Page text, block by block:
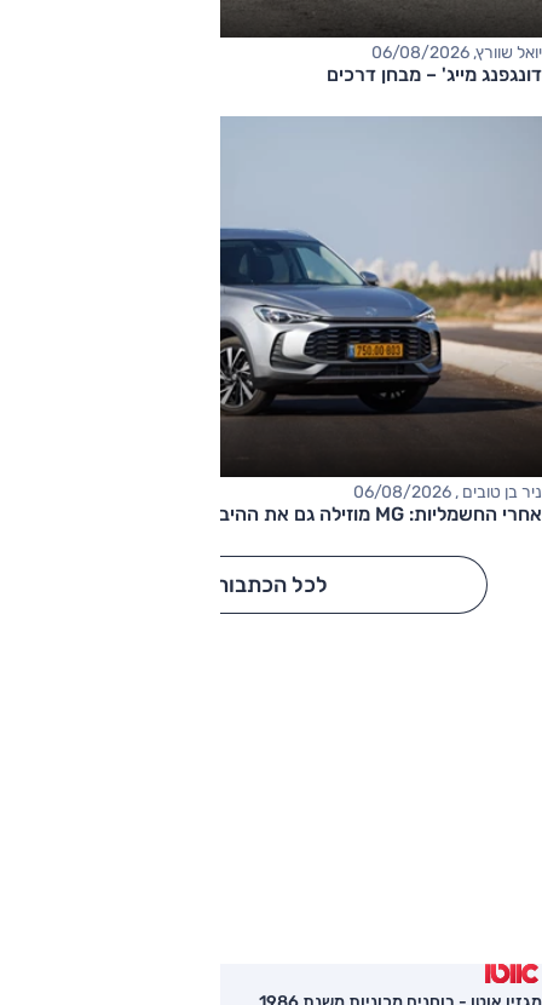
יואל שוורץ, 06/08/2026
דונגפנג מייג' – מבחן דרכים
ניר בן טובים , 06/08/2026
אחרי החשמליות: MG מוזילה גם את ההיברידיות
לכל הכתבות